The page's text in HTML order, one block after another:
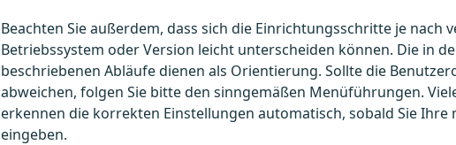
Beachten Sie außerdem, dass sich die Einrichtungsschritte je nach
Betriebssystem oder Version leicht unterscheiden können. Die in
beschriebenen Abläufe dienen als Orientierung. Sollte die
abweichen, folgen Sie bitte den sinngemäßen Menüführungen.
erkennen die korrekten Einstellungen automatisch, sobald Sie Ihre
eingeben.